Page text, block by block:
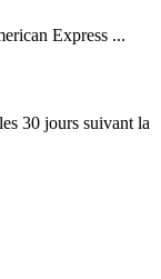
Express ...
30 jours suivant la